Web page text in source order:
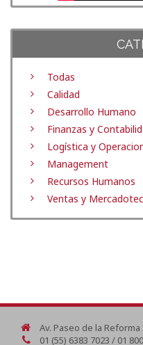
Todas
Calidad
Desarrollo Humano
Finanzas y
Logística y
Management
Recursos Humanos
Ventas y
Av. Paseo de la Reforma
01 (55) 6383 7023 / 01